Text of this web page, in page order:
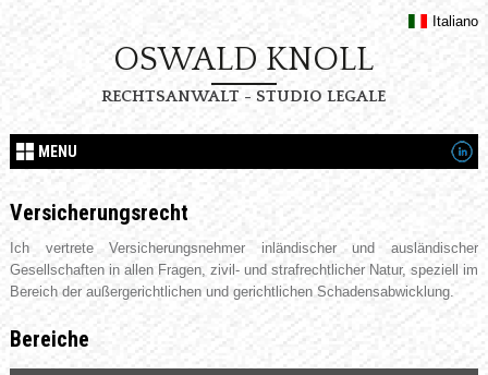
Italiano
OSWALD KNOLL
RECHTSANWALT - STUDIO LEGALE
MENU
Versicherungsrecht
Ich vertrete Versicherungsnehmer inländischer und ausländischer
Gesellschaften in allen Fragen, zivil- und strafrechtlicher Natur, speziell im
Bereich der außergerichtlichen und gerichtlichen Schadensabwicklung.
Bereiche